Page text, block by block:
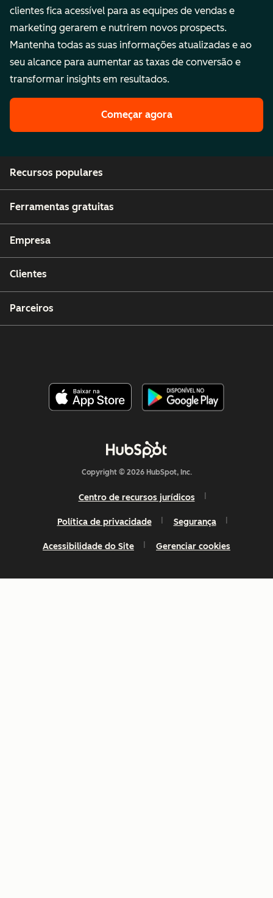
clientes fica acessível para as equipes de vendas e
marketing gerarem e nutrirem novos prospects.
Mantenha todas as suas informações atualizadas e ao
seu alcance para aumentar as taxas de conversão e
transformar insights em resultados.
Começar agora
Recursos populares
Ferramentas gratuitas
Empresa
Clientes
Parceiros
Copyright © 2026 HubSpot, Inc.
Centro de recursos jurídicos
Política de privacidade Segurança
Acessibilidade do Site Gerenciar cookies